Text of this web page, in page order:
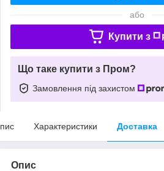
або
Купити з
Що таке купити з Пром?
Замовлення під захистом
Характеристики Доставка
Опис